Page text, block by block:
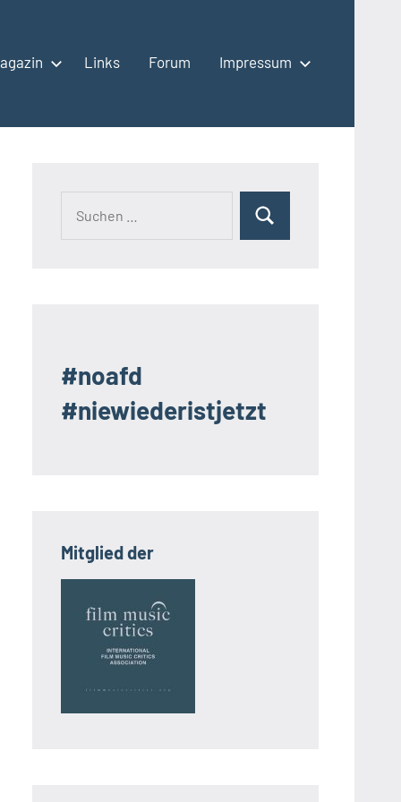
Links Forum Impressum
Suchen
#noafd
#niewiederistjetzt
Mitglied der